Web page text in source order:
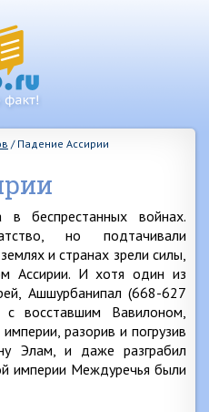
/ Падение Ассирии
в беспрестанных войнах.
но подтачивали
и странах зрели силы,
Ассирии. И хотя один из
Ашшурбанипал (668-627
с восставшим Вавилоном,
разорив и погрузив
Элам, и даже разграбил
империи Междуречья были